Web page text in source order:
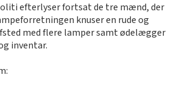
efterlyser fortsat de tre mænd, der
knuser en rude og
med flere lamper samt ødelægger
inventar.